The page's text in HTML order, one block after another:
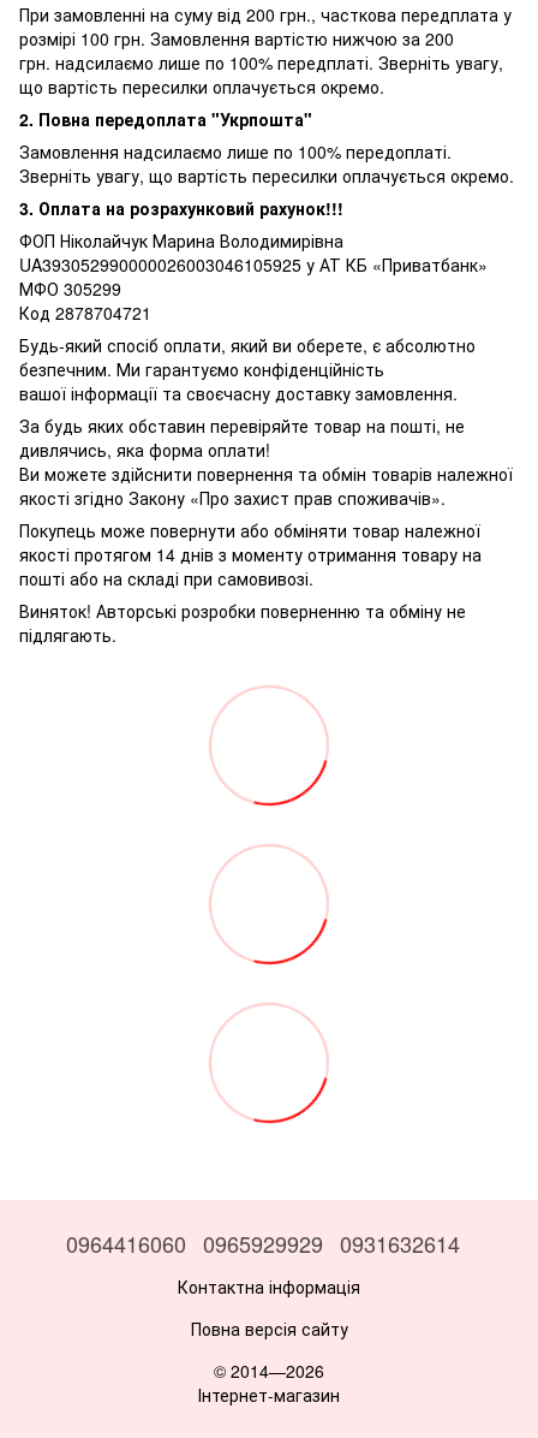
При замовленні на суму від 200 грн., часткова передплата у
розмірі 100 грн. Замовлення вартістю нижчою за 200
грн. надсилаємо лише по 100% передплаті. Зверніть увагу,
що вартість пересилки оплачується окремо.
2. Повна передоплата "Укрпошта"
Замовлення надсилаємо лише по 100% передоплаті.
Зверніть увагу, що вартість пересилки оплачується окремо.
3. Оплата на розрахунковий рахунок!!!
ФОП Ніколайчук Марина Володимирівна
UA393052990000026003046105925 у АТ КБ «Приватбанк»
МФО 305299
Код 2878704721
Будь-який спосіб оплати, який ви оберете, є абсолютно
безпечним. Ми гарантуємо конфіденційність
вашої інформації та своєчасну доставку замовлення.
За будь яких обставин перевіряйте товар на пошті, не
дивлячись, яка форма оплати!
Ви можете здійснити повернення та обмін товарів належної
якості згідно Закону «Про захист прав споживачів».
Покупець може повернути або обміняти товар належної
якості протягом 14 днів з моменту отримання товару на
пошті або на складі при самовивозі.
Виняток! Авторські розробки поверненню та обміну не
підлягають.
0964416060 0965929929 0931632614
Контактна інформація
Повна версія сайту
© 2014—2026
Інтернет-магазин